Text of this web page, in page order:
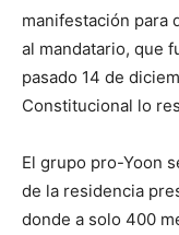
manifestación para
al mandatario, que
pasado 14 de
Constitucional lo
El grupo pro-Yoon
de la residencia
donde a solo 400